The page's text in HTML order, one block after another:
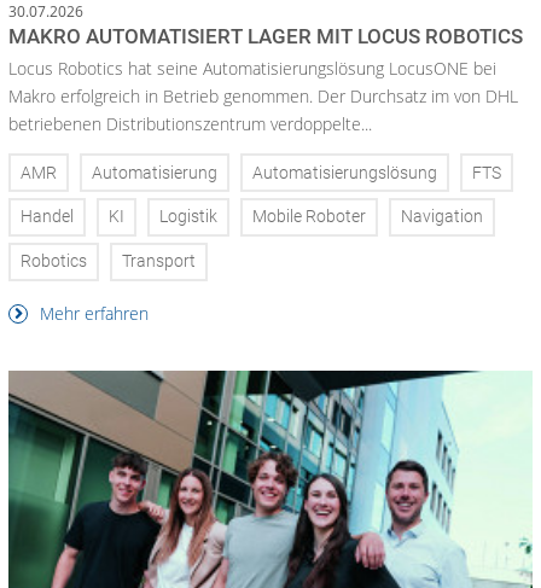
30.07.2026
MAKRO AUTOMATISIERT LAGER MIT LOCUS ROBOTICS
Locus Robotics hat seine Automatisierungslösung LocusONE bei
Makro erfolgreich in Betrieb genommen. Der Durchsatz im von DHL
betriebenen Distributionszentrum verdoppelte...
AMR Automatisierung Automatisierungslösung FTS
Handel KI Logistik Mobile Roboter Navigation
Robotics Transport
Mehr erfahren